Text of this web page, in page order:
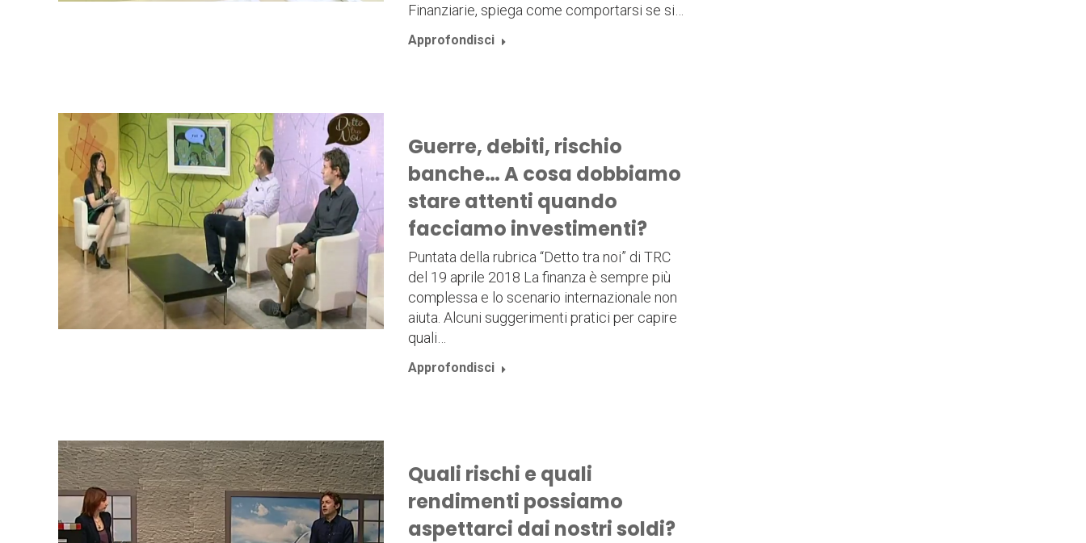
Finanziarie, spiega come comportarsi se si…
Approfondisci
Guerre, debiti, rischio
banche… A cosa dobbiamo
stare attenti quando
facciamo investimenti?
Puntata della rubrica “Detto tra noi” di TRC
del 19 aprile 2018 La finanza è sempre più
complessa e lo scenario internazionale non
aiuta. Alcuni suggerimenti pratici per capire
quali…
Approfondisci
Quali rischi e quali
rendimenti possiamo
aspettarci dai nostri soldi?